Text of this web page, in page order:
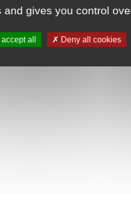
gives you control
all Deny all cookies
ou l'extension de
d'une autorisation